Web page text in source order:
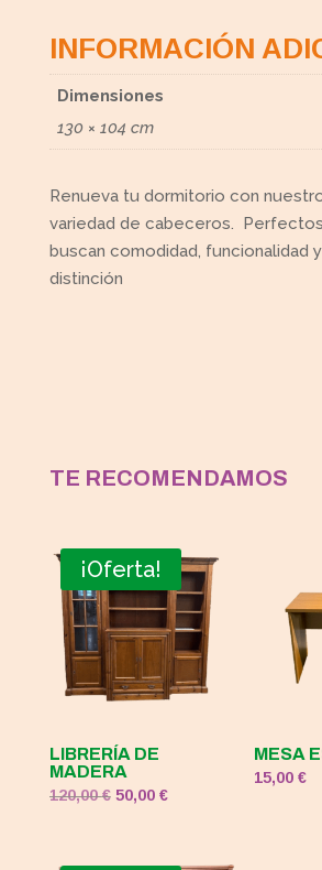
INFORMACIÓN
Dimensiones
130 × 104 cm
Renueva tu dormitorio con
variedad de cabeceros.
buscan comodidad, funcionalidad
distinción
TE RECOMENDAMOS
¡Oferta!
LIBRERÍA DE
MADERA
120,00€ El
50,00 €El
MESA
15,00€